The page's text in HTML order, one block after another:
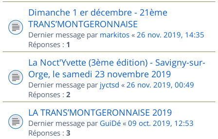
Dimanche 1 er décembre - 21ème
TRANS’MONTGERONNAISE
Dernier message par markitos « 26 nov. 2019, 14:35
Réponses : 1
La Noct'Yvette (3ème édition) - Savigny-sur-
Orge, le samedi 23 novembre 2019
Dernier message par jyctsd « 26 nov. 2019, 00:49
Réponses : 2
LA TRANS’MONTGERONNAISE 2019
Dernier message par GuiDé « 09 oct. 2019, 12:53
Réponses : 3